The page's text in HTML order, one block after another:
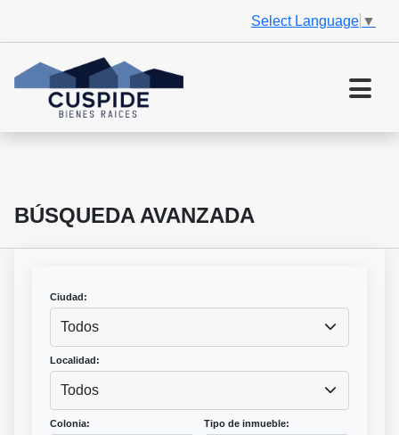
Select Language ▼
BÚSQUEDA AVANZADA
Ciudad:
Todos
Localidad:
Todos
Colonia: Tipo de inmueble: